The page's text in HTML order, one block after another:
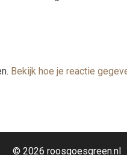
Bekijk hoe je reactie
© 2026 roosgoesgreen.nl